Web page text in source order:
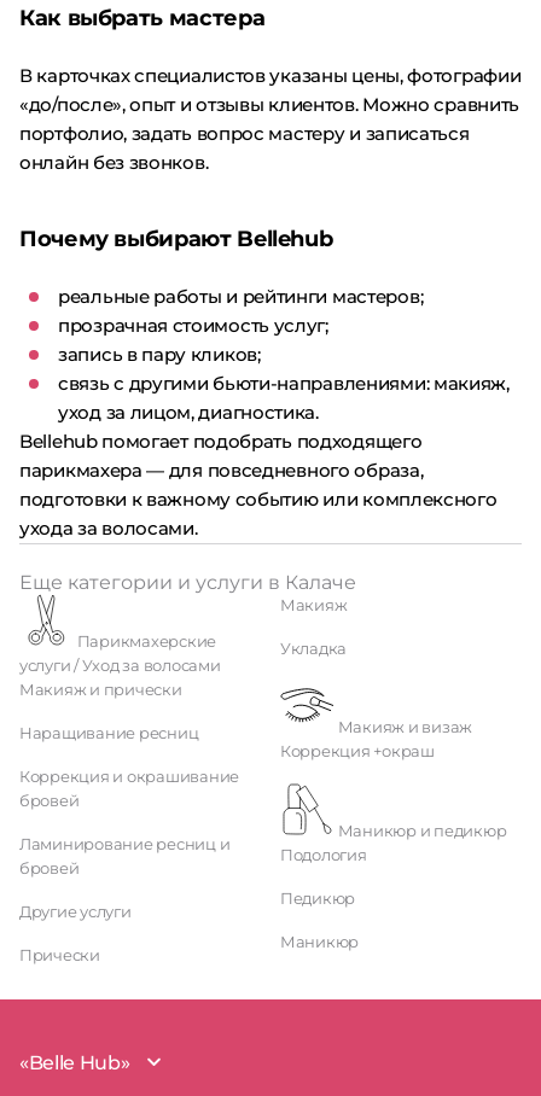
Как выбрать мастера
В карточках специалистов указаны цены, фотографии
«до/после», опыт и отзывы клиентов. Можно сравнить
портфолио, задать вопрос мастеру и записаться
онлайн без звонков.
Почему выбирают Bellehub
реальные работы и рейтинги мастеров;
прозрачная стоимость услуг;
запись в пару кликов;
связь с другими бьюти-направлениями: макияж,
уход за лицом, диагностика.
Bellehub помогает подобрать подходящего
парикмахера — для повседневного образа,
подготовки к важному событию или комплексного
ухода за волосами.
Еще категории и услуги в Калаче
услуги / Уход за волосами
Макияж и прически
Наращивание ресниц
Коррекция и окрашивание
бровей
Ламинирование ресниц и
бровей
Другие услуги
Прически
Макияж
Укладка
Макияж и визаж
Коррекция +окраш
Маникюр и педикюр
Подология
Педикюр
Маникюр
«Belle Hub»